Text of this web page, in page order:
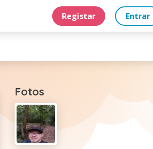
Registar Entrar
Fotos